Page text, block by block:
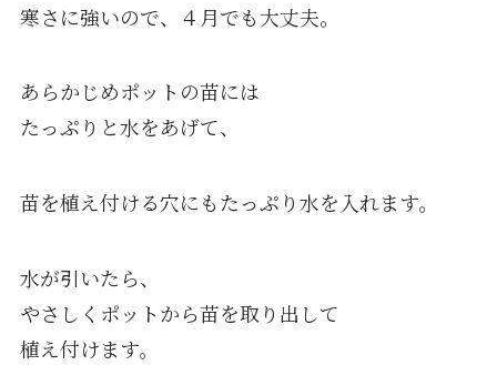
寒さに強いので、４月でも大丈夫。
あらかじめポットの苗には
たっぷりと水をあげて、
苗を植え付ける穴にもたっぷり水を入れます。
水が引いたら、
やさしくポットから苗を取り出して
植え付けます。